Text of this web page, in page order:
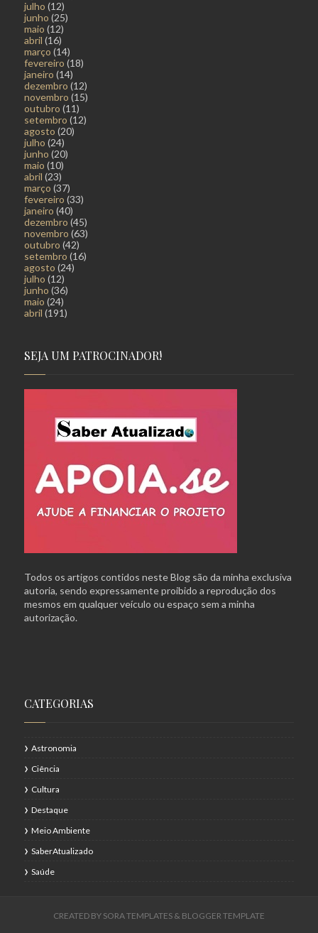
julho (12)
junho (25)
maio (12)
abril (16)
março (14)
fevereiro (18)
janeiro (14)
dezembro (12)
novembro (15)
outubro (11)
setembro (12)
agosto (20)
julho (24)
junho (20)
maio (10)
abril (23)
março (37)
fevereiro (33)
janeiro (40)
dezembro (45)
novembro (63)
outubro (42)
setembro (16)
agosto (24)
julho (12)
junho (36)
maio (24)
abril (191)
SEJA UM PATROCINADOR!
Todos os artigos contidos neste Blog são da minha exclusiva
autoria, sendo expressamente proibido a reprodução dos
mesmos em qualquer veículo ou espaço sem a minha
autorização.
CATEGORIAS
Astronomia
Ciência
Cultura
Destaque
Meio Ambiente
SaberAtualizado
Saúde
CREATED BY SORA TEMPLATES & BLOGGER TEMPLATE